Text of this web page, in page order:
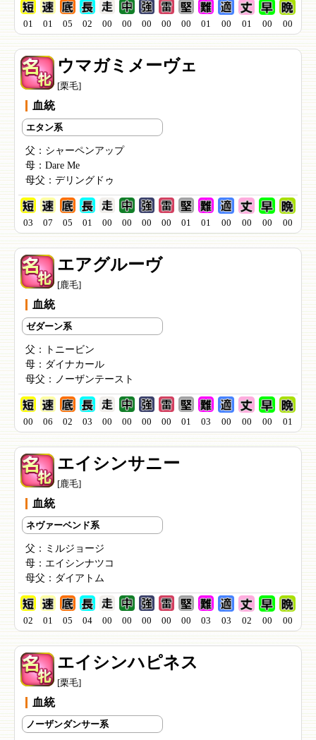
01 01 05 02 00 00 00 00 00 01 00 01 00 00
ウマガミメーヴェ
[栗毛]
血統
エタン系
父： シャーペンアップ
母： Dare Me
母父： デリングドゥ
03 07 05 01 00 00 00 00 01 01 00 00 00 00
エアグルーヴ
[鹿毛]
血統
ゼダーン系
父：
トニービン
母： ダイナカール
母父： ノーザンテースト
00 06 02 03 00 00 00 00 01 03 00 00 00 01
エイシンサニー
[鹿毛]
血統
ネヴァーベンド系
父： ミルジョージ
母： エイシンナツコ
母父： ダイアトム
02 01 05 04 00 00 00 00 00 03 03 02 00 00
エイシンハピネス
[栗毛]
血統
ノーザンダンサー系